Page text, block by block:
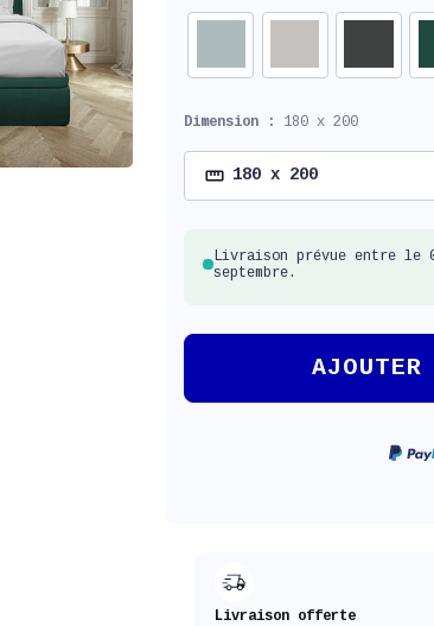
Dimension : 180 x 200
180 x 200
Livraison prévue entre le
septembre.
Livraison offerte